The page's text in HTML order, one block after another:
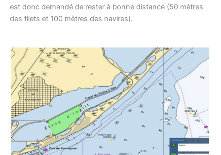
est donc demandé de rester à bonne distance (50 mètres
des filets et 100 mètres des navires).